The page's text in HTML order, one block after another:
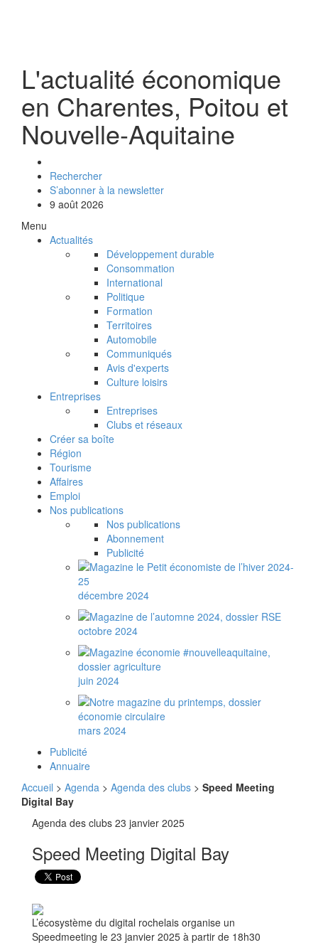
L'actualité économique
en Charentes, Poitou et
Nouvelle-Aquitaine
Rechercher
S’abonner à la newsletter
9 août 2026
Menu
Actualités
Développement durable
Consommation
International
Politique
Formation
Territoires
Automobile
Communiqués
Avis d'experts
Culture loisirs
Entreprises
Entreprises
Clubs et réseaux
Créer sa boîte
Région
Tourisme
Affaires
Emploi
Nos publications
Nos publications
Abonnement
Publicité
décembre 2024
octobre 2024
juin 2024
mars 2024
Publicité
Annuaire
Accueil > Agenda > Agenda des clubs > Speed Meeting
Digital Bay
Agenda des clubs 23 janvier 2025
Speed Meeting Digital Bay
L’écosystème du digital rochelais organise un
Speedmeeting le 23 janvier 2025 à partir de 18h30